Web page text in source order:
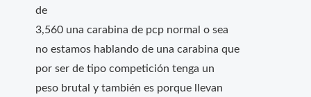
de
3,560 una carabina de pcp normal o sea
no estamos hablando de una carabina que
por ser de tipo competición tenga un
peso brutal y también es porque llevan